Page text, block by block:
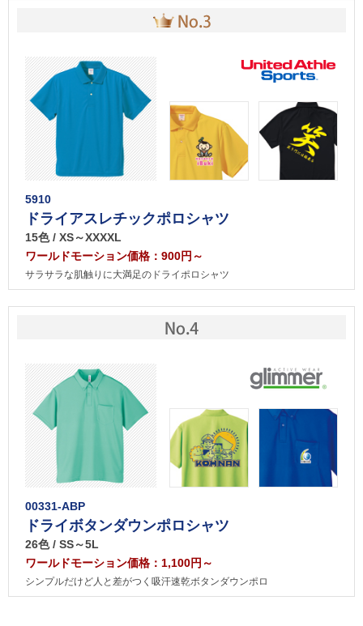
5910
ドライアスレチックポロシャツ
15色 / XS～XXXXL
ワールドモーション価格：900円～
サラサラな肌触りに大満足のドライポロシャツ
00331-ABP
ドライボタンダウンポロシャツ
26色 / SS～5L
ワールドモーション価格：1,100円～
シンプルだけど人と差がつく吸汗速乾ボタンダウンポロ